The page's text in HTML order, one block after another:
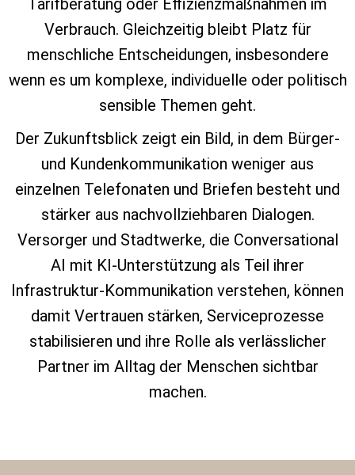
Tarifberatung oder Effizienzmaßnahmen im
Verbrauch. Gleichzeitig bleibt Platz für
menschliche Entscheidungen, insbesondere
wenn es um komplexe, individuelle oder politisch
sensible Themen geht.
Der Zukunftsblick zeigt ein Bild, in dem Bürger‑
und Kundenkommunikation weniger aus
einzelnen Telefonaten und Briefen besteht und
stärker aus nachvollziehbaren Dialogen.
Versorger und Stadtwerke, die Conversational
AI mit KI‑Unterstützung als Teil ihrer
Infrastruktur‑Kommunikation verstehen, können
damit Vertrauen stärken, Serviceprozesse
stabilisieren und ihre Rolle als verlässlicher
Partner im Alltag der Menschen sichtbar
machen.